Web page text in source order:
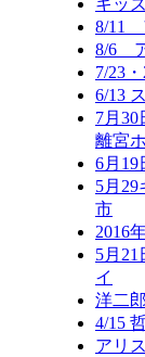
キッ
8/11
8/6
7/23
6/13
7月
離宮
6月
5月
市
2016
5月
イ
洋二
4/15
アリ